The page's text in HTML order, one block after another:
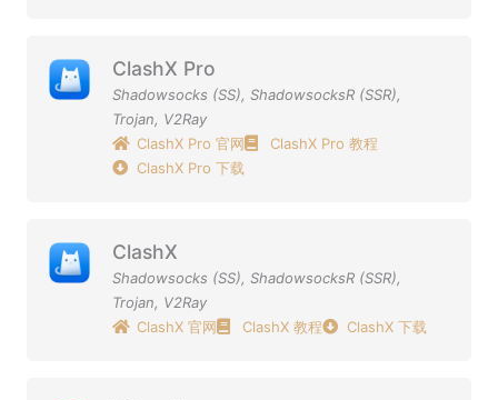
ClashX Pro
Shadowsocks (SS), ShadowsocksR (SSR),
Trojan, V2Ray
ClashX Pro 官网
ClashX Pro 教程
ClashX Pro 下载
ClashX
Shadowsocks (SS), ShadowsocksR (SSR),
Trojan, V2Ray
ClashX 官网
ClashX 教程 ClashX 下载